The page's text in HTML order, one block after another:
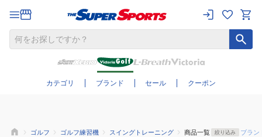
カテゴリ ブランド セール クーポン
さらに絞り込む
ゴルフ ゴルフ練習機 スイングトレーニング 商品一覧 絞り込み ブラン